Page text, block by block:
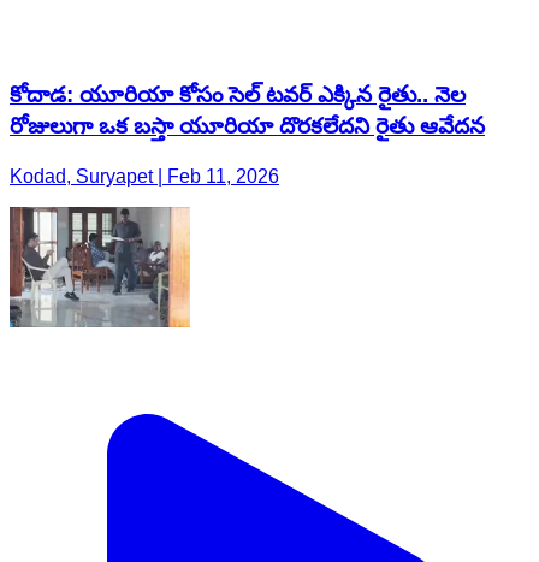
కోదాడ: యూరియా కోసం సెల్ టవర్ ఎక్కిన రైతు.. నెల
రోజులుగా ఒక బస్తా యూరియా దొరకలేదని రైతు ఆవేదన
Kodad, Suryapet | Feb 11, 2026